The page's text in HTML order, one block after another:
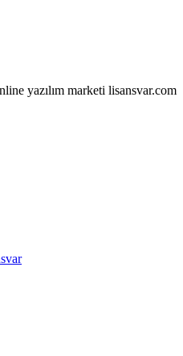
yazılım marketi lisansvar.com